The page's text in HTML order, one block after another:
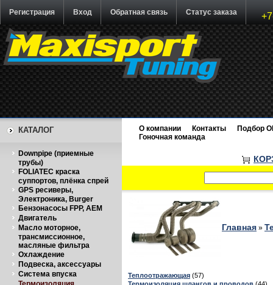
Регистрация Вход Обратная связь Статус заказа
КАТАЛОГ
Downpipe (приемные
трубы)
FOLIATEC краска
суппортов, плёнка спрей
GPS ресиверы,
Электроника, Burger
Бензонасосы FPP, AEM
Двигатель
Масло моторное,
трансмиссионное,
масляные фильтра
Охлаждение
Подвеска, аксессуары
Система впуска
О компании Контакты
Подбор
Гоночная команда
Главная »
Теплоотражающая (57)